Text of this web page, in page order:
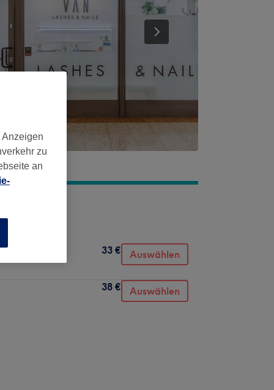
33 € Auswählen
38 € Auswählen
zu
an